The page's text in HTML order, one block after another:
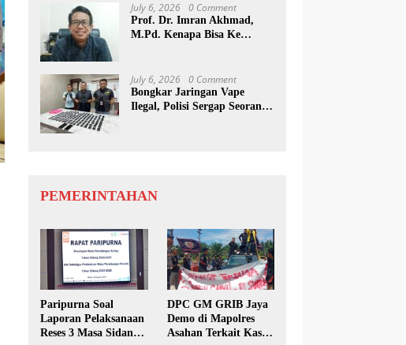
July 6, 2026 0 Comment
Prof. Dr. Imran Akhmad,
M.Pd. Kenapa Bisa Ke
July 6, 2026 0 Comment
Bongkar Jaringan Vape
Ilegal, Polisi Sergap Seorang
PEMERINTAHAN
Paripurna Soal
Laporan Pelaksanaan
Reses 3 Masa Sidang
DPC GM GRIB Jaya
Demo di Mapolres
Asahan Terkait Kasus